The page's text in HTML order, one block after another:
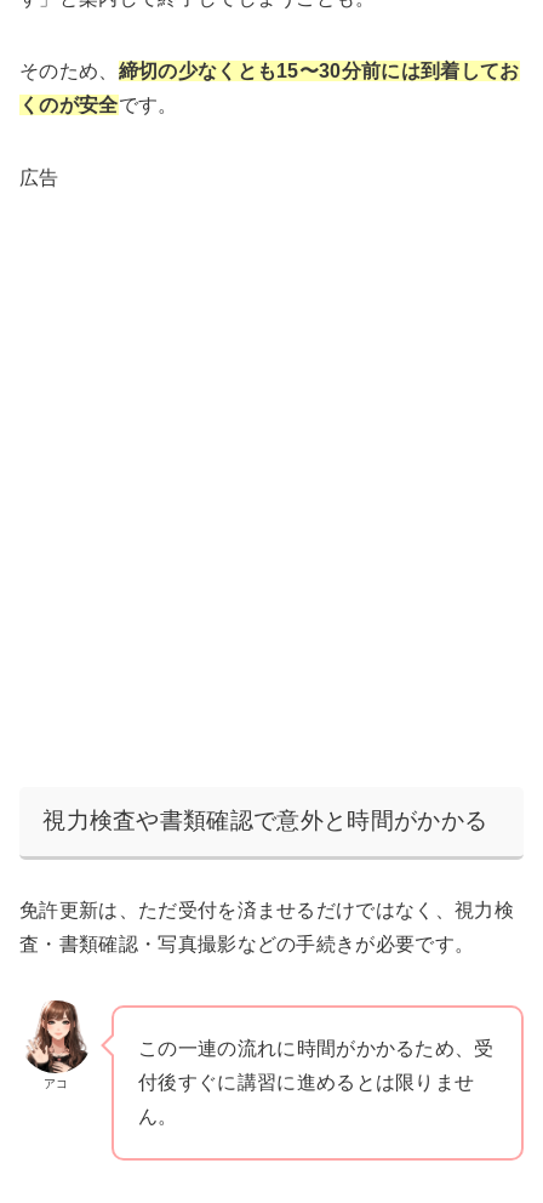
そのため、 締切の少なくとも15〜30分前には到着してお
くのが安全です。
広告
視力検査や書類確認で意外と時間がかかる
免許更新は、ただ受付を済ませるだけではなく、視力検
査・書類確認・写真撮影などの手続きが必要です。
アコ
この一連の流れに時間がかかるため、受
付後すぐに講習に進めるとは限りませ
ん。